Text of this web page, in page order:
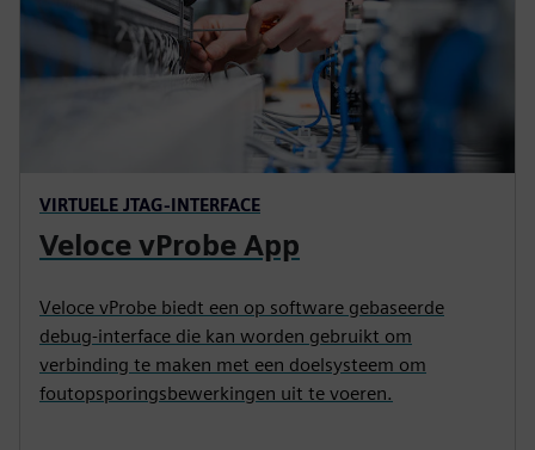
VIRTUELE JTAG-INTERFACE
Veloce vProbe App
Veloce vProbe biedt een op software gebaseerde
debug-interface die kan worden gebruikt om
verbinding te maken met een doelsysteem om
foutopsporingsbewerkingen uit te voeren.